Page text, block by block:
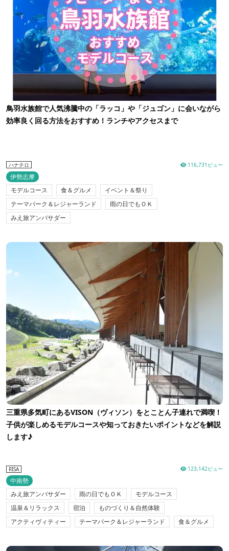
鳥羽水族館で人気沸騰中の「ラッコ」や「ジュゴン」に会いながら
効率良く回る方法をおすすめ！ランチやアクセスまで
ハナチロ 116,731ビュー
伊勢志摩
モデルコース
食＆グルメ
イベント＆祭り
テーマパーク＆レジャーランド
雨の日でもＯＫ
みえ旅アンバサダー
三重県多気町にあるVISON（ヴィソン）をとことん子連れで満喫！
子供が楽しめるモデルコースや知っておきたいポイントなどを解説
します♪
RISA 123,142ビュー
中南勢
みえ旅アンバサダー
雨の日でもＯＫ
モデルコース
温泉＆リラックス
宿泊
ものづくり＆自然体験
アクティヴィティー
テーマパーク＆レジャーランド 食＆グルメ